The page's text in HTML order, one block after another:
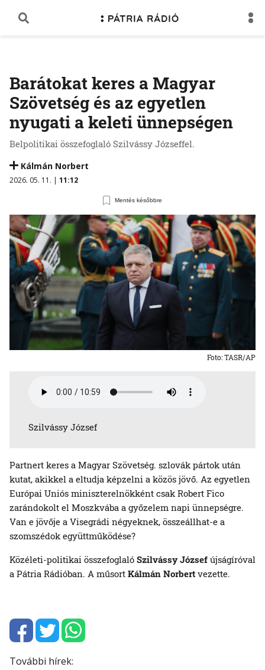
Barátokat keres a Magyar
Szövetség és az egyetlen
nyugati a keleti ünnepségen
Belpolitikai összefoglaló Szilvássy Józseffel.
Kálmán Norbert
2026. 05. 11. | 11:12
Mentés későbbre
Foto: TASR/AP
Szilvássy József
Partnert keres a Magyar Szövetség. szlovák pártok után
kutat, akikkel a eltudja képzelni a közös jövő. Az egyetlen
Európai Uniós miniszterelnökként csak Robert Fico
zarándokolt el Moszkvába a győzelem napi ünnepségre.
Van e jövője a Visegrádi négyeknek, összeállhat-e a
szomszédok együttműködése?
Közéleti-politikai összefoglaló Szilvássy József újságíróval
a Pátria Rádióban. A műsort Kálmán Norbert vezette.
További hírek: